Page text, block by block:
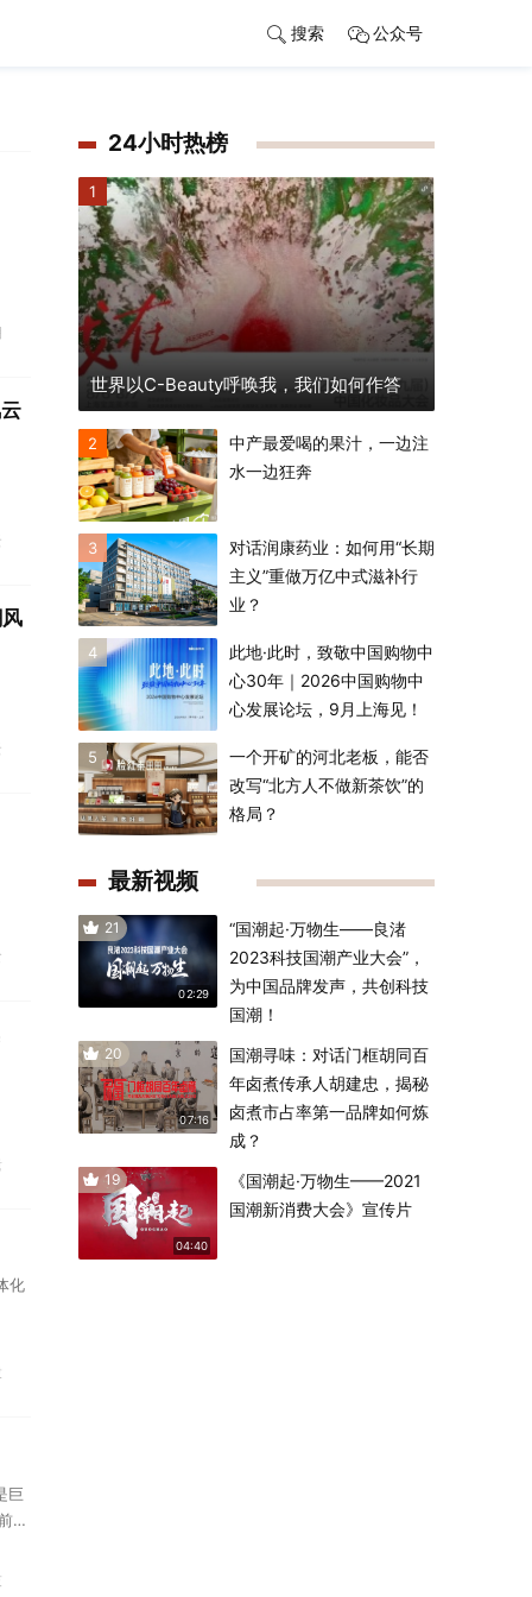
搜索 公众号
化
巨
站
24小时热榜
1
世界以C-Beauty呼唤我，我们如何作答
2
中产最爱喝的果汁，一边注
水一边狂奔
3
对话润康药业：如何用“长期
主义”重做万亿中式滋补行
业？
4
此地·此时，致敬中国购物中
心30年｜2026中国购物中
心发展论坛，9月上海见！
5
一个开矿的河北老板，能否
改写“北方人不做新茶饮”的
格局？
最新视频
21
02:29
“国潮起·万物生——良渚
2023科技国潮产业大会”，
为中国品牌发声，共创科技
国潮！
20
07:16
国潮寻味：对话门框胡同百
年卤煮传承人胡建忠，揭秘
卤煮市占率第一品牌如何炼
成？
19
04:40
《国潮起·万物生——2021
国潮新消费大会》宣传片